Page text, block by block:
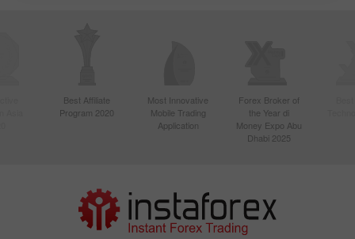
Best Affiliate
Program 2020
Most Innovative
Mobile Trading
Application
Forex Broker of
the Year di
Money Expo Abu
Dhabi 2025